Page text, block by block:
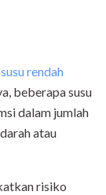
susu rendah
beberapa susu
dalam jumlah
atau
risiko